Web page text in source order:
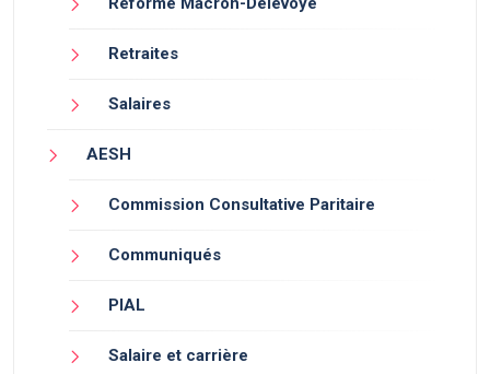
Retraites
Salaires
AESH
Commission Consultative Paritaire
Communiqués
PIAL
Salaire et carrière